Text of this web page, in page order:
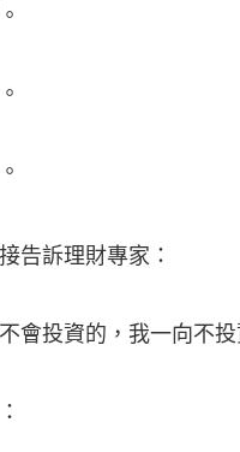
告訴理財專家：
不會投資的，我一向不投